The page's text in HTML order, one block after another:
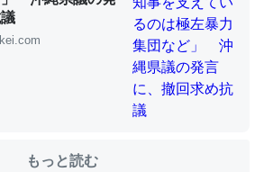
カルシウムを大量に使う脊椎動物と貝
な…。腹足類だと殻を無くしてナメク
表】昆虫学の大問題＝「昆虫はなぜ海にいな
もっと読む